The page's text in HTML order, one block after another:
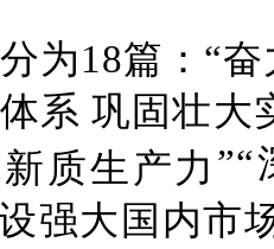
为18篇：“
系 巩固壮大
新质生产力 ”“
强大国内市